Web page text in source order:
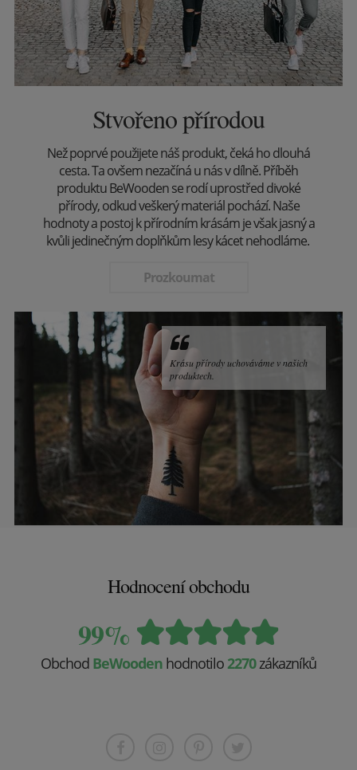
Stvořeno přírodou
Než poprvé použijete náš produkt, čeká ho dlouhá
cesta. Ta ovšem nezačíná u nás v dílně. Příběh
produktu BeWooden se rodí uprostřed divoké
přírody, odkud veškerý materiál pochází. Naše
hodnoty a postoj k přírodním krásám je však jasný a
kvůli jedinečným doplňkům lesy kácet nehodláme.
Prozkoumat
Krásu přírody uchováváme v našich
produktech.
Hodnocení obchodu
99%
Obchod BeWooden hodnotilo 2270zákazníků